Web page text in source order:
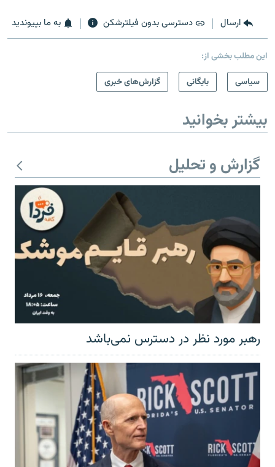
ارسال دسترسی بدون فیلترشکن به ما بپیوندید
این مطلب بخشی از:
سیاسی
بایگانی گزارش‌های خبری
بیشتر بخوانید
گزارش و تحلیل
رهبر مورد نظر در دسترس نمی‌باشد